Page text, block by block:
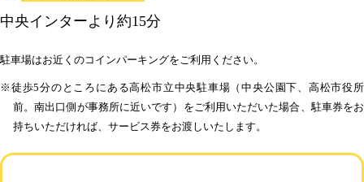
中央インターより約15分
駐車場はお近くのコインパーキングをご利用ください。
※徒歩5分のところにある高松市立中央駐車場（中央公園下、高松市役所
前。南出口側が事務所に近いです）をご利用いただいた場合、駐車券をお
持ちいただければ、サービス券をお渡しいたします。